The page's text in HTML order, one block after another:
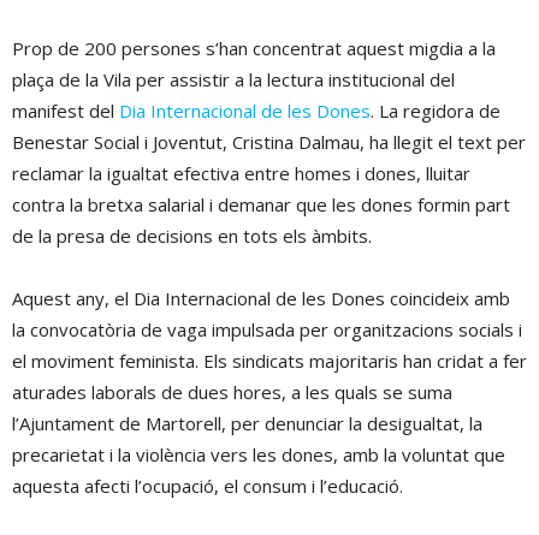
Prop de 200 persones s’han concentrat aquest migdia a la
plaça de la Vila per assistir a la lectura institucional del
manifest del Dia Internacional de les Dones. La regidora de
Benestar Social i Joventut, Cristina Dalmau, ha llegit el text per
reclamar la igualtat efectiva entre homes i dones, lluitar
contra la bretxa salarial i demanar que les dones formin part
de la presa de decisions en tots els àmbits.
Aquest any, el Dia Internacional de les Dones coincideix amb
la convocatòria de vaga impulsada per organitzacions socials i
el moviment feminista. Els sindicats majoritaris han cridat a fer
aturades laborals de dues hores, a les quals se suma
l’Ajuntament de Martorell, per denunciar la desigualtat, la
precarietat i la violència vers les dones, amb la voluntat que
aquesta afecti l’ocupació, el consum i l’educació.